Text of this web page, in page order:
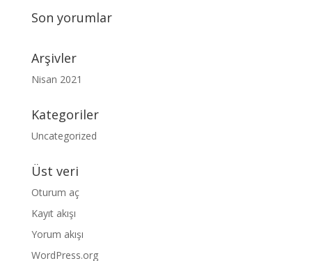
Son yorumlar
Arşivler
Nisan 2021
Kategoriler
Uncategorized
Üst veri
Oturum aç
Kayıt akışı
Yorum akışı
WordPress.org